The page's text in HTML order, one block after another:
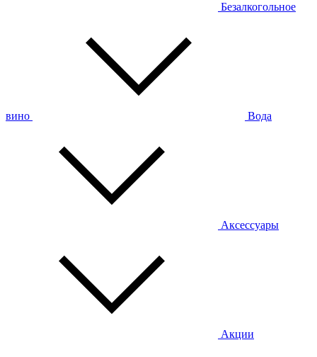
Безалкогольное
вино Вода
Аксессуары
Акции